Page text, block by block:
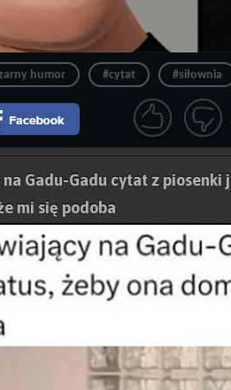
humor #cytat #siłownia
Gadu-Gadu cytat z piosenki
mi się podoba